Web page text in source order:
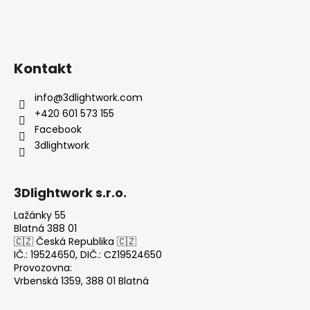
Kontakt
info@3dlightwork.com
+420 601 573 155
Facebook
3dlightwork
3Dlightwork s.r.o.
Lažánky 55
Blatná 388 01
🇨🇿 Česká Republika 🇨🇿
IČ.: 19524650, DIČ.: CZ19524650
Provozovna:
Vrbenská 1359, 388 01 Blatná